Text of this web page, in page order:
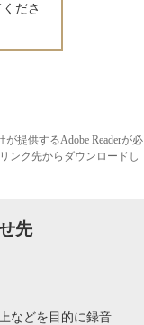
ださ
提供するAdobe Readerが必
ンク先からダウンロードし
先
などを目的に録音